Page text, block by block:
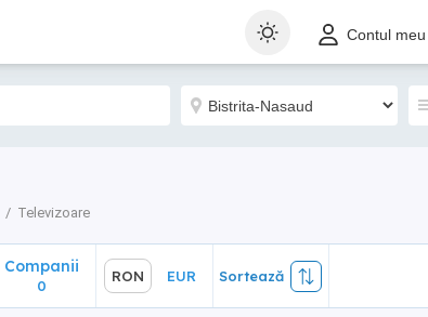
Contul meu
Televizoare
Sortează
Companii
0
RON EUR Sortează